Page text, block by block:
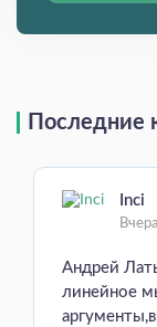
Последние
Inci
Андрей
линейное